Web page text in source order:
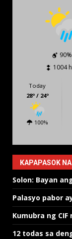
90%
1004
Today
28º / 24º
100%
KAPAPASOK
Solon: Bayan
Palasyo pabor
Kumubra ng
12 todas sa